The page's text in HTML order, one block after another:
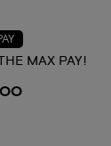
MAX PAY!